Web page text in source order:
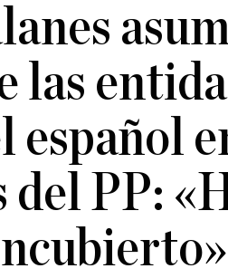
las
español
del PP: